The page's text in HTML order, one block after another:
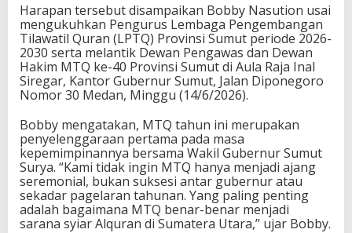
Harapan tersebut disampaikan Bobby Nasution usai
mengukuhkan Pengurus Lembaga Pengembangan
Tilawatil Quran (LPTQ) Provinsi Sumut periode 2026-
2030 serta melantik Dewan Pengawas dan Dewan
Hakim MTQ ke-40 Provinsi Sumut di Aula Raja Inal
Siregar, Kantor Gubernur Sumut, Jalan Diponegoro
Nomor 30 Medan, Minggu (14/6/2026).
Bobby mengatakan, MTQ tahun ini merupakan
penyelenggaraan pertama pada masa
kepemimpinannya bersama Wakil Gubernur Sumut
Surya. “Kami tidak ingin MTQ hanya menjadi ajang
seremonial, bukan suksesi antar gubernur atau
sekadar pagelaran tahunan. Yang paling penting
adalah bagaimana MTQ benar-benar menjadi
sarana syiar Alquran di Sumatera Utara,” ujar Bobby.